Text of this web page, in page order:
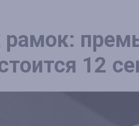
рамок:
12